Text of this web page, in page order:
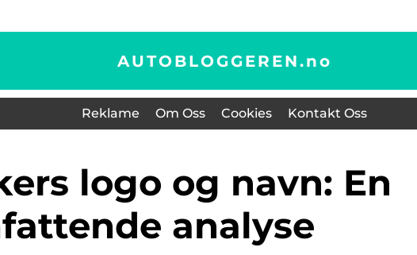
AUTOBLOGGEREN.no
Reklame Om Oss Cookies Kontakt Oss
analyse